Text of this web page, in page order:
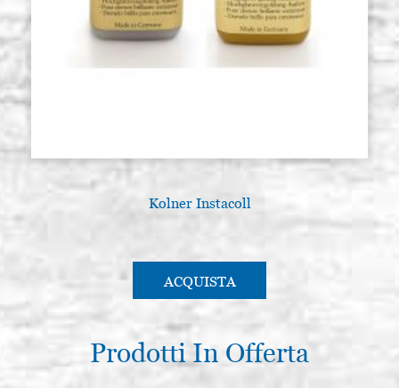
Kolner Instacoll
ACQUISTA
Prodotti In Offerta